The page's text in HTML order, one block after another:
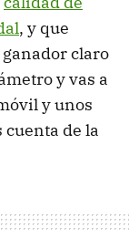
, y que
claro
y vas a
y unos
de la